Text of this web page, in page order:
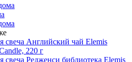
свеча Английский чай Elemis
220 г
свеча Редженси библиотека Elemis